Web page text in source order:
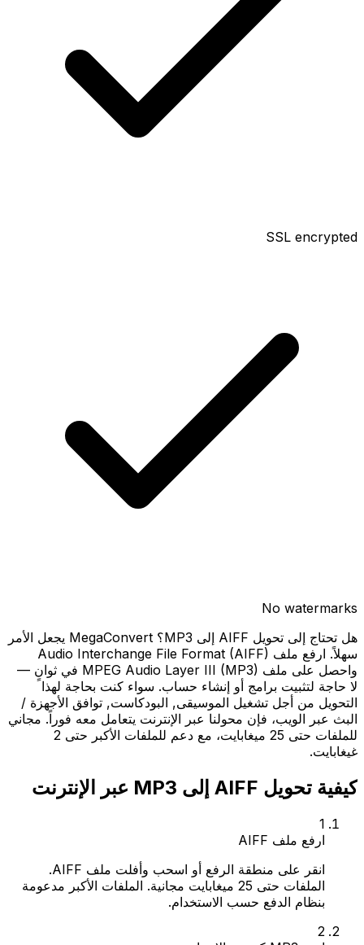
SSL encrypted
No watermarks
هل تحتاج إلى تحويل AIFF إلى MP3؟ MegaConvert يجعل الأمر
سهلاً. ارفع ملف Audio Interchange File Format (AIFF)
واحصل على ملف MPEG Audio Layer III (MP3) في ثوانٍ —
لا حاجة لتثبيت برامج أو إنشاء حساب. سواء كنت بحاجة لهذا
التحويل من أجل تشغيل الموسيقى, البودكاست, توافق الأجهزة /
البث عبر الويب، فإن محولنا عبر الإنترنت يتعامل معه فوراً. مجاني
للملفات حتى 25 ميغابايت، مع دعم للملفات الأكبر حتى 2
غيغابايت.
كيفية تحويل AIFF إلى MP3 عبر الإنترنت
1
ارفع ملف AIFF
انقر على منطقة الرفع أو اسحب وأفلت ملف AIFF.
الملفات حتى 25 ميغابايت مجانية. الملفات الأكبر مدعومة
بنظام الدفع حسب الاستخدام.
2